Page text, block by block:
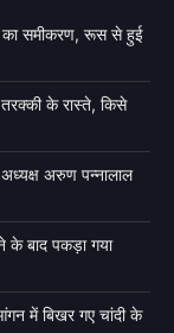
का समीकरण, रूस से हुई
के रास्ते, किसे
अरुण पन्नालाल
के बाद पकड़ा गया
में बिखर गए चांदी के